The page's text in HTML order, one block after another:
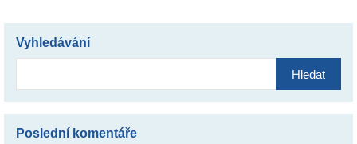
Vyhledávání
Poslední komentáře